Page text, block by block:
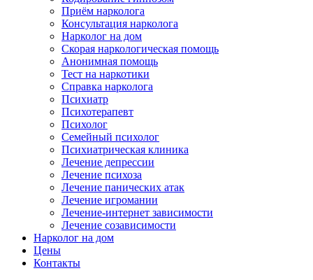
Приём нарколога
Консультация нарколога
Нарколог на дом
Скорая наркологическая помощь
Анонимная помощь
Тест на наркотики
Справка нарколога
Психиатр
Психотерапевт
Психолог
Семейный психолог
Психиатрическая клиника
Лечение депрессии
Лечение психоза
Лечение панических атак
Лечение игромании
Лечение-интернет зависимости
Лечение созависимости
Нарколог на дом
Цены
Контакты